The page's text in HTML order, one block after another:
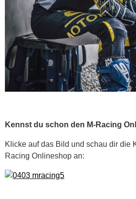
Kennst du schon den M-Racing
Klicke auf das Bild und schau dir die
Racing Onlineshop an: